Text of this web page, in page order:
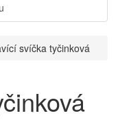
svíčka tyčinková